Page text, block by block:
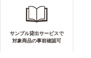
サンプル貸出サービスで
対象商品の事前確認可